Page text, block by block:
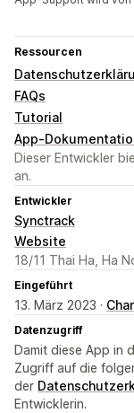
Ressourcen
FAQs
Tutorial
App-
Dieser Entwickler
an.
Entwickler
Synctrack
Website
18/11 Thai Ha, Ha
Eingeführt
13. März 2023 ·
Datenzugriff
Damit diese App in
Zugriff auf die
der
Entwicklerin.